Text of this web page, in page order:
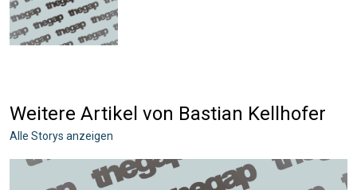
Weitere Artikel von Bastian Kellhofer
Alle Storys anzeigen